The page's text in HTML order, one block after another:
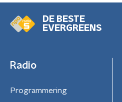
DE BESTE
EVERGREENS
Radio
Programmering